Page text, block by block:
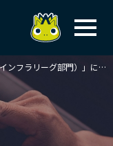
「バスケインフラリーグ（インフラリーグ部門）」に合計5,500件超の投稿 結果発表は2025年5月頃を予定